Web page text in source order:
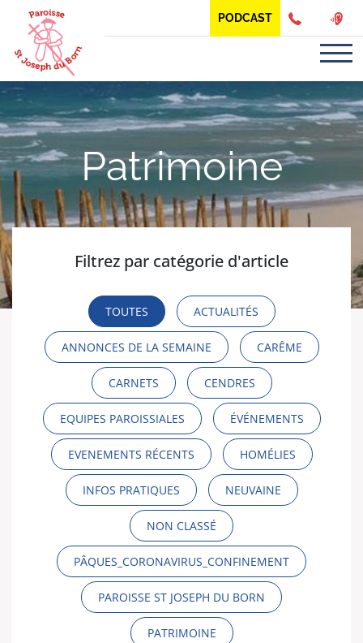
PODCAST
Patrimoine
Filtrez par catégorie d'article
TOUTES ACTUALITÉS
ANNONCES DE LA SEMAINE CARÊME
CARNETS CENDRES
EQUIPES PAROISSIALES ÉVÉNEMENTS
EVENEMENTS RÉCENTS HOMÉLIES
INFOS PRATIQUES NEUVAINE
NON CLASSÉ
PÂQUES_CORONAVIRUS_CONFINEMENT
PAROISSE ST JOSEPH DU BORN
PATRIMOINE
Panneau de gestion des cookies